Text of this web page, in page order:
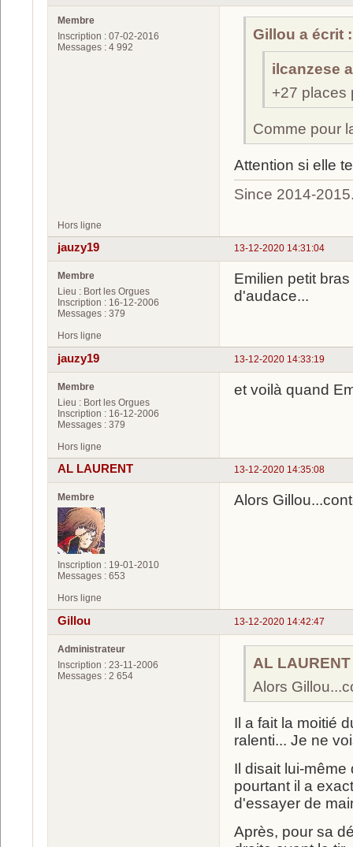
Membre
Inscription : 07-02-2016
Messages : 4 992
Gillou a écrit :
ilcanzese
+27
Comme pour
Attention si elle
Since 2014-
Hors ligne
13-12-2020 14:31:04
jauzy19
Membre
Lieu : Bort les Orgues
Inscription : 16-12-2006
Messages : 379
Emilien petit
d'audace...
Hors ligne
13-12-2020 14:33:19
jauzy19
Membre
Lieu : Bort les Orgues
Inscription : 16-12-2006
Messages : 379
et voilà quand
Hors ligne
13-12-2020 14:35:08
AL LAURENT
Membre
Inscription : 19-01-2010
Messages : 653
Alors
Hors ligne
13-12-2020 14:42:47
Gillou
Administrateur
Inscription : 23-11-2006
Messages : 2 654
AL
Alors
Il a fait la moitié
ralenti... Je ne
Il disait lui-
pourtant il a
d'essayer de
Après, pour sa